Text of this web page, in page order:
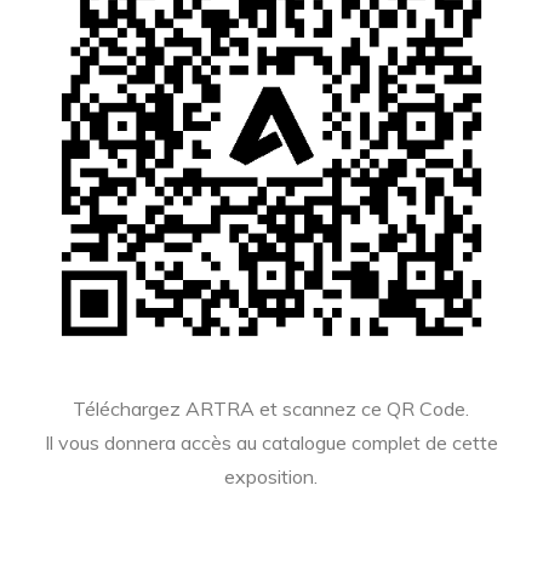
Téléchargez ARTRA et scannez ce QR Code.
Il vous donnera accès au catalogue complet de cette
exposition.